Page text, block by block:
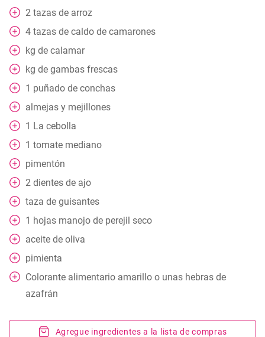
2 tazas de arroz
4 tazas de caldo de camarones
kg de calamar
kg de gambas frescas
1 puñado de conchas
almejas y mejillones
1 La cebolla
1 tomate mediano
pimentón
2 dientes de ajo
taza de guisantes
1 hojas manojo de perejil seco
aceite de oliva
pimienta
Colorante alimentario amarillo o unas hebras de
azafrán
Agregue ingredientes a la lista de compras